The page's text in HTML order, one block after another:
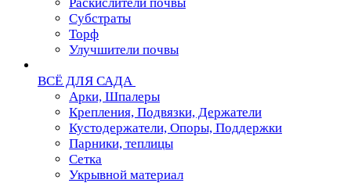
Субстраты
Торф
Улучшители почвы
ВСЁ ДЛЯ САДА
Арки, Шпалеры
Крепления, Подвязки, Держатели
Кустодержатели, Опоры, Поддержки
Парники, теплицы
Сетка
Укрывной материал